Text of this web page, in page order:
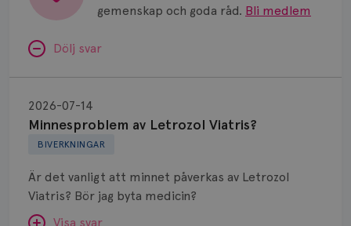
gemenskap och goda råd. Bli medlem
Dölj svar
BIVERKNINGAR
Minnesproblem av Letrozol Viatris?
2026-07-14
Är det vanligt att minnet påverkas av Letrozol
Viatris? Bör jag byta medicin?
Visa svar
Letrozol
Viatris?